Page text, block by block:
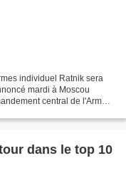
individuel Ratnik sera
mardi à Moscou
central de l'Armée
dans le top 10